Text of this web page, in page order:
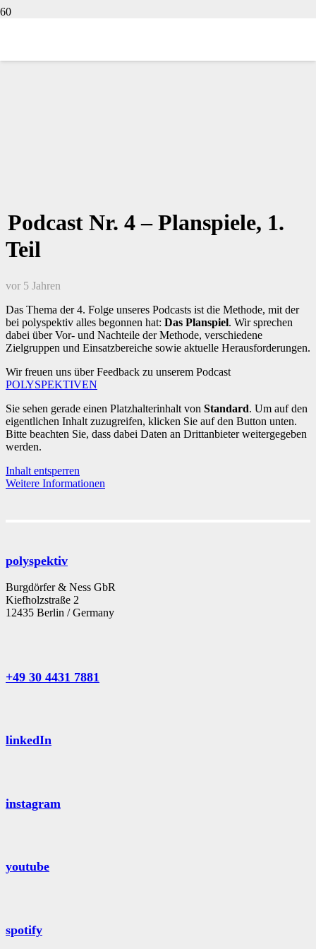
Podcast Nr. 4 – Planspiele, 1.
Teil
vor 5 Jahren
Das Thema der 4. Folge unseres Podcasts ist die Methode, mit der
bei polyspektiv alles begonnen hat: Das Planspiel. Wir sprechen
dabei über Vor- und Nachteile der Methode, verschiedene
Zielgruppen und Einsatzbereiche sowie aktuelle Herausforderungen.
Wir freuen uns über Feedback zu unserem Podcast
POLYSPEKTIVEN
Sie sehen gerade einen Platzhalterinhalt von Standard. Um auf den
eigentlichen Inhalt zuzugreifen, klicken Sie auf den Button unten.
Bitte beachten Sie, dass dabei Daten an Drittanbieter weitergegeben
werden.
Inhalt entsperren
Weitere Informationen
polyspektiv
Burgdörfer & Ness GbR
Kiefholzstraße 2
12435 Berlin / Germany
+49 30 4431 7881
linkedIn
instagram
youtube
spotify